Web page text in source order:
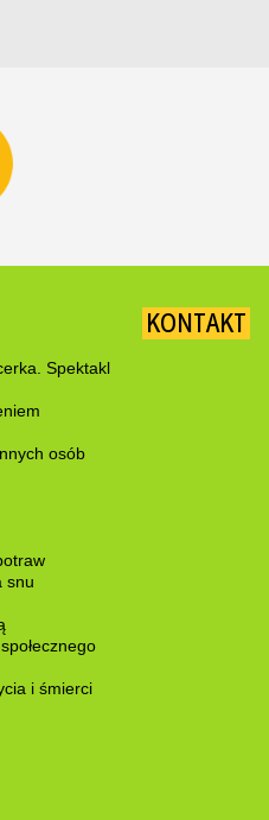
Spektakl
osób
snu
i śmierci
KONTAKT